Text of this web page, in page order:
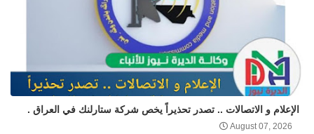
الإعلام و الاتصالات .. تصدر تحذيراً يخص شركة ستارلنك في العراق .
August 07, 2026